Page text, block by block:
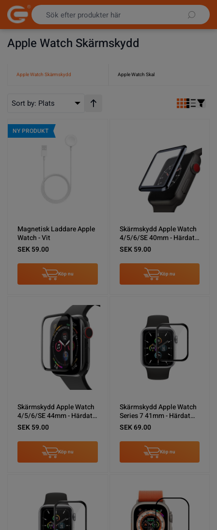
Hoppa till innehållet
Apple Watch Skärmskydd
Apple Watch Skärmskydd Apple Watch Skal
Sort by: Plats Stigande ordning
NY PRODUKT
Magnetisk Laddare Apple
Watch - Vit
SEK 59.00
Köp nu
Skärmskydd Apple Watch
4/5/6/SE 40mm - Härdat
Glas
SEK 59.00
Köp nu
Skärmskydd Apple Watch
4/5/6/SE 44mm - Härdat
Glas
SEK 59.00
Köp nu
Skärmskydd Apple Watch
Series 7 41mm - Härdat
Glas
SEK 69.00
Köp nu